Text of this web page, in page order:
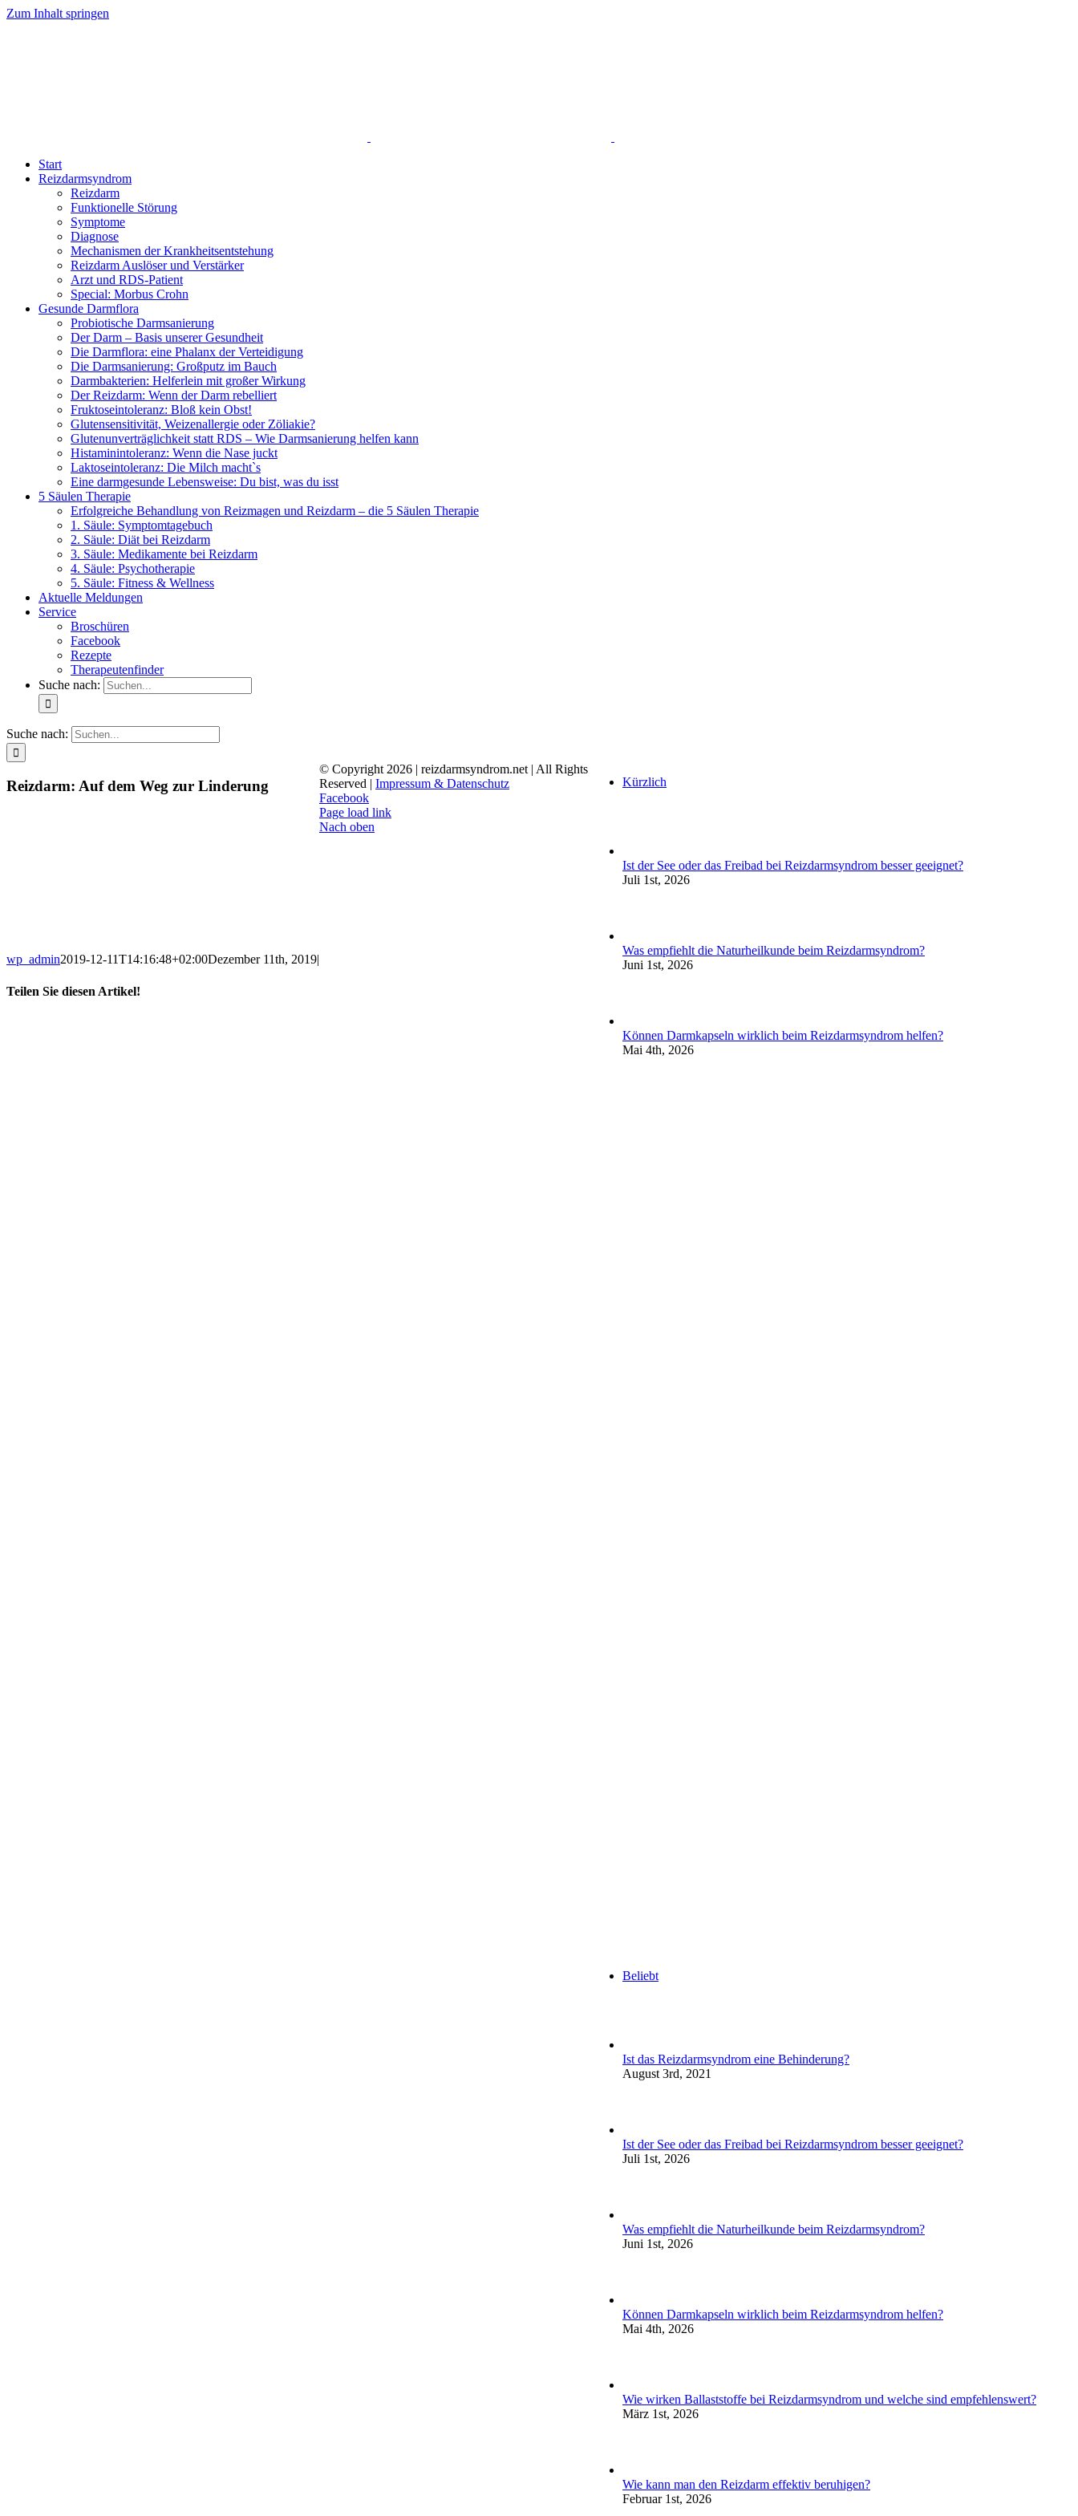
Zum Inhalt springen
Start
Reizdarmsyndrom
Reizdarm
Funktionelle Störung
Symptome
Diagnose
Mechanismen der Krankheitsentstehung
Reizdarm Auslöser und Verstärker
Arzt und RDS-Patient
Special: Morbus Crohn
Gesunde Darmflora
Probiotische Darmsanierung
Der Darm – Basis unserer Gesundheit
Die Darmflora: eine Phalanx der Verteidigung
Die Darmsanierung: Großputz im Bauch
Darmbakterien: Helferlein mit großer Wirkung
Der Reizdarm: Wenn der Darm rebelliert
Fruktoseintoleranz: Bloß kein Obst!
Glutensensitivität, Weizenallergie oder Zöliakie?
Glutenunverträglichkeit statt RDS – Wie Darmsanierung helfen kann
Histaminintoleranz: Wenn die Nase juckt
Laktoseintoleranz: Die Milch macht`s
Eine darmgesunde Lebensweise: Du bist, was du isst
5 Säulen Therapie
Erfolgreiche Behandlung von Reizmagen und Reizdarm – die 5 Säulen Therapie
1. Säule: Symptomtagebuch
2. Säule: Diät bei Reizdarm
3. Säule: Medikamente bei Reizdarm
4. Säule: Psychotherapie
5. Säule: Fitness & Wellness
Aktuelle Meldungen
Service
Broschüren
Facebook
Rezepte
Therapeutenfinder
Suche nach:
Suche nach:
Reizdarm: Auf dem Weg zur Linderung
wp_admin2019-12-11T14:16:48+02:00Dezember 11th, 2019|
Teilen Sie diesen Artikel!
Kürzlich
Ist der See oder das Freibad bei Reizdarmsyndrom besser geeignet?
Juli 1st, 2026
Was empfiehlt die Naturheilkunde beim Reizdarmsyndrom?
Juni 1st, 2026
Können Darmkapseln wirklich beim Reizdarmsyndrom helfen?
Mai 4th, 2026
Beliebt
Ist das Reizdarmsyndrom eine Behinderung?
August 3rd, 2021
Ist der See oder das Freibad bei Reizdarmsyndrom besser geeignet?
Juli 1st, 2026
Was empfiehlt die Naturheilkunde beim Reizdarmsyndrom?
Juni 1st, 2026
Können Darmkapseln wirklich beim Reizdarmsyndrom helfen?
Mai 4th, 2026
Wie wirken Ballaststoffe bei Reizdarmsyndrom und welche sind empfehlenswert?
März 1st, 2026
Wie kann man den Reizdarm effektiv beruhigen?
Februar 1st, 2026
© Copyright 2026 | reizdarmsyndrom.net | All Rights
Reserved | Impressum & Datenschutz
Facebook
Page load link
Nach oben